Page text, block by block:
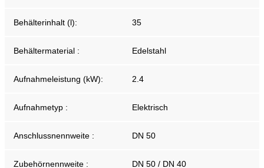
Behälterinhalt (l): 35
Behältermaterial : Edelstahl
Aufnahmeleistung (kW): 2.4
Aufnahmetyp : Elektrisch
Anschlussnennweite : DN 50
Zubehörnennweite : DN 50 / DN 40